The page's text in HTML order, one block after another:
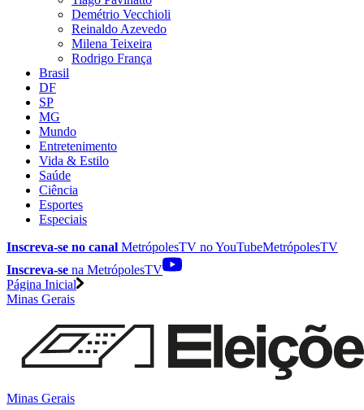
Demétrio Vecchioli
Reinaldo Azevedo
Milena Teixeira
Rodrigo França
Brasil
DF
SP
MG
Mundo
Entretenimento
Vida & Estilo
Saúde
Ciência
Esportes
Especiais
Inscreva-se no canal MetrópolesTV noYouTubeMetrópolesTV
Inscreva-se na MetrópolesTV
Página Inicial
Minas Gerais
Minas Gerais